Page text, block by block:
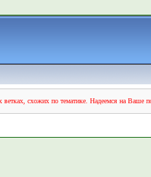
схожих по тематике. Надеемся на Ваше